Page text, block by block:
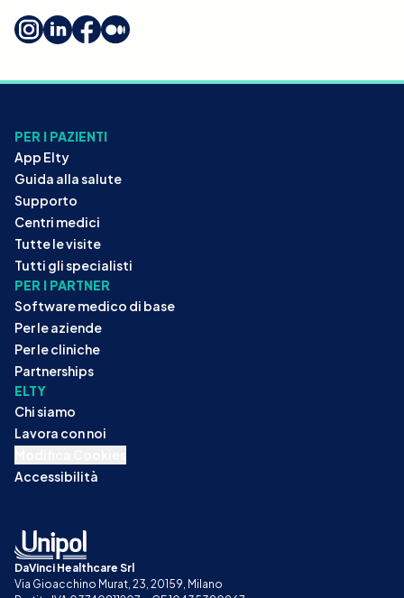
PER I PAZIENTI
App Elty
Guida alla salute
Supporto
Centri medici
Tutte le visite
Tutti gli specialisti
PER I PARTNER
Software medico di base
Per le aziende
Per le cliniche
Partnerships
ELTY
Chi siamo
Lavora con noi
Accessibilità
DaVinci Healthcare Srl
Via Gioacchino Murat, 23, 20159, Milano